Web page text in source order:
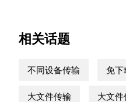
相关话题
不同设备传输 免下
大文件传输 大文